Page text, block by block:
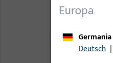
Europa
Germania
Deutsch |